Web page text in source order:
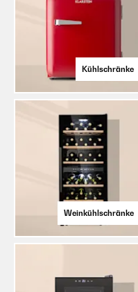
Kühlschränke
Weinkühlschränke